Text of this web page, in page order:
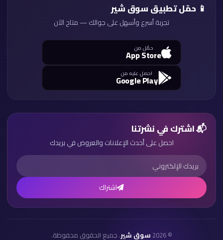
📱 حمّل تطبيق سوق شير
تجربة أسرع وأسهل على جوالك — متاح الآن
حمّل من
App Store
احصل عليه من
Google Play
📬 اشترك في نشرتنا
احصل على أحدث الإعلانات والعروض في بريدك
اشتراك
© 2026 سوق شير. جميع الحقوق محفوظة.